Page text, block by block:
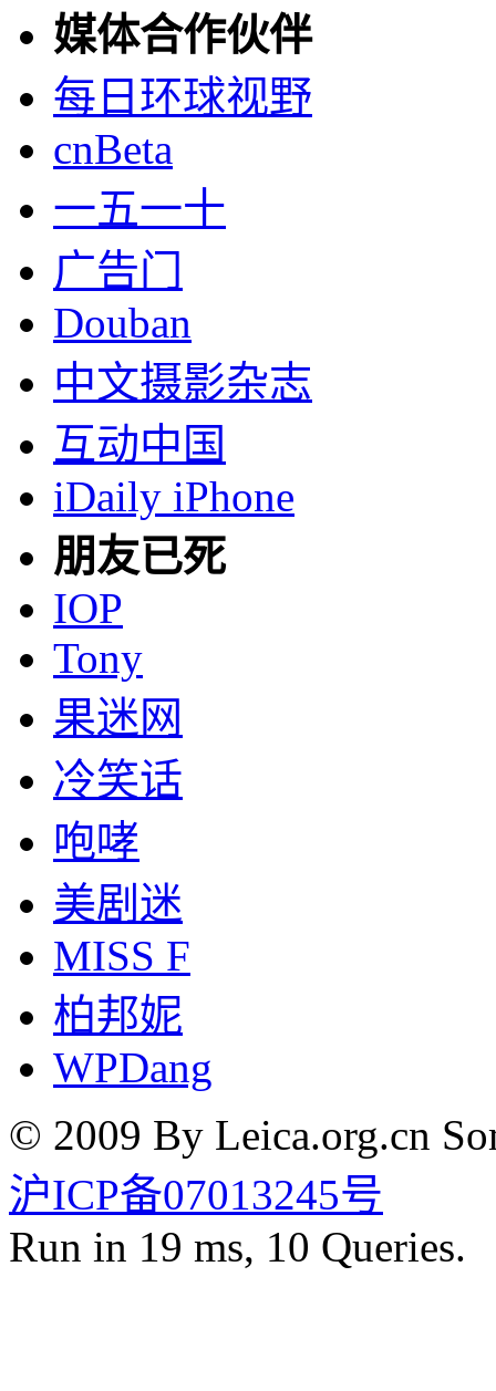
媒体合作伙伴
每日环球视野
cnBeta
一五一十
广告门
Douban
中文摄影杂志
互动中国
iDaily iPhone
朋友已死
IOP
Tony
果迷网
冷笑话
咆哮
美剧迷
MISS F
柏邦妮
WPDang
© 2009 By Leica.org.cn
沪ICP备07013245号
Run in 19 ms, 10 Queries.